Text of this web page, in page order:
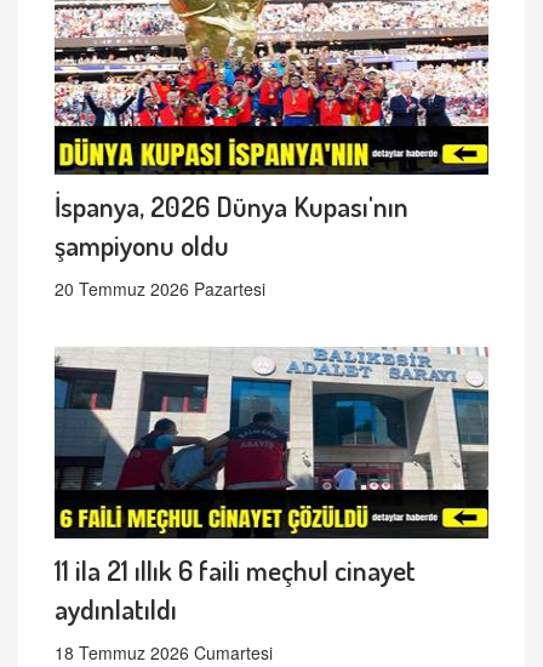
İspanya, 2026 Dünya Kupası'nın
şampiyonu oldu
20 Temmuz 2026 Pazartesi
11 ila 21 ıllık 6 faili meçhul cinayet
aydınlatıldı
18 Temmuz 2026 Cumartesi